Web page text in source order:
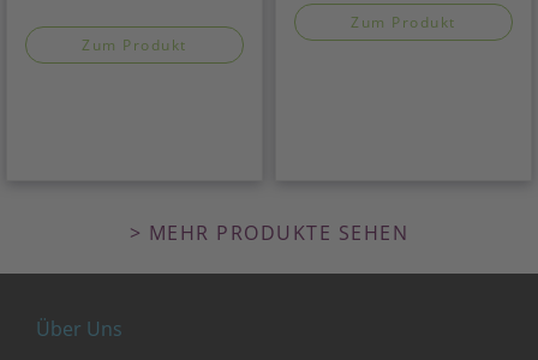
Zum Produkt
Zum Produkt
> MEHR PRODUKTE SEHEN
Über Uns